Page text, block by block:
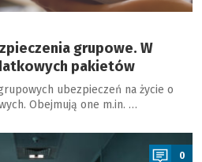
grupowe. W
pakietów
ubezpieczeń na życie o
Obejmują one m.in. …
0